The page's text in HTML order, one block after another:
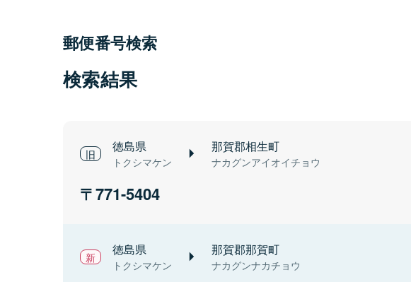
郵便番号検索
検索結果
徳島県
トクシマケン
那賀郡相生町
ナカグンアイオイチョウ
771-5404
徳島県
トクシマケン
那賀郡那賀町
ナカグンナカチョウ